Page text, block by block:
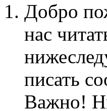
Добро
нас
писать
Важно!